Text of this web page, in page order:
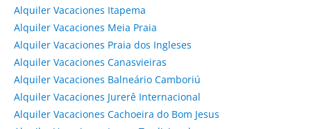
Alquiler Vacaciones Itapema
Alquiler Vacaciones Meia Praia
Alquiler Vacaciones Praia dos Ingleses
Alquiler Vacaciones Canasvieiras
Alquiler Vacaciones Balneário Camboriú
Alquiler Vacaciones Jurerê Internacional
Alquiler Vacaciones Cachoeira do Bom Jesus